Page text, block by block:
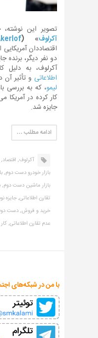
تصویر این نوشته،
آکرلوف» (
دو نفر دیگر، برنده
آکرلوف، به دلیل
اطلاعاتی و تأثیر آن
لیمو، که به بررسی
کار کرده در آمریکا
جایزه شد.
ادامه مطلب …
آکرلوف, اقتصاد,
بازار خودرو دست دوم,
بازار ماشین دست دوم,
تقارن اطلاعاتی,جایزه
خرید و فروش,دست
عدم تقارن اطلاعاتی,
با من در شبکه‌های